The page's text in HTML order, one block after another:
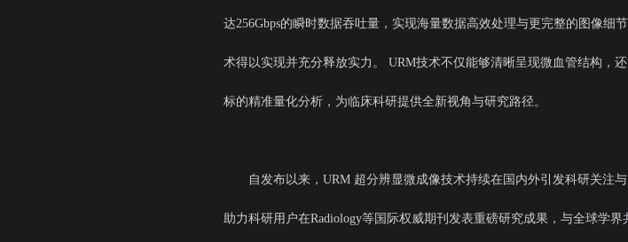
达256Gbps的瞬时数据吞吐量，实现海量数据高效处理与更完整的图像
术得以实现并充分释放实力。 URM技术不仅能够清晰呈现微血管结构，
标的精准量化分析，为临床科研提供全新视角与研究路径。
自发布以来，URM 超分辨显微成像技术持续在国内外引发科研关注
助力科研用户在Radiology等国际权威期刊发表重磅研究成果，与全球学界